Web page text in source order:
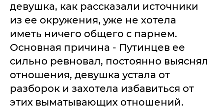
девушка, как рассказали источники
из ее окружения, уже не хотела
иметь ничего общего с парнем.
Основная причина - Путинцев ее
сильно ревновал, постоянно выяснял
отношения, девушка устала от
разборок и захотела избавиться от
этих выматывающих отношений.